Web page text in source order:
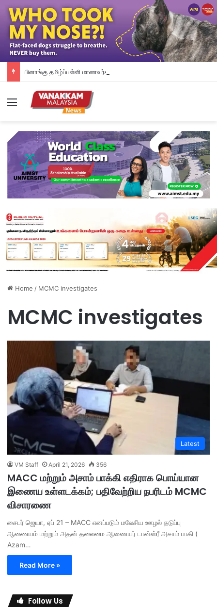
Menu
Home / MCMC investigates
MCMC investigates
Latest
VM Staff April 21, 2026 356
MACC மற்றும் அசாம் பாக்கி எதிராக பொய்யான
இணைய உள்ளடக்கம்; பதிவேற்றிய நபரிடம் MCMC
விசாரணை
சைபர் ஜெயா, ஏப் 21 – MACC எனப்படும் மலேசிய ஊழல் தடுப்பு
ஆணையம் மற்றும் அதன் தலைமை ஆணையர் டான்ஸ்ரீ அசாம் பாகி (
Azam…
Read More »
Follow Us